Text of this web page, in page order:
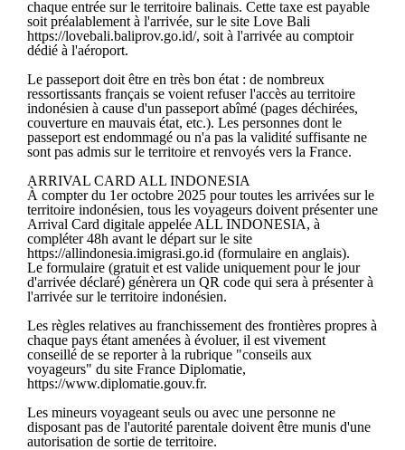
chaque entrée sur le territoire balinais. Cette taxe est payable
soit préalablement à l'arrivée, sur le site Love Bali
https://lovebali.baliprov.go.id/, soit à l'arrivée au comptoir
dédié à l'aéroport.
Le passeport doit être en très bon état : de nombreux
ressortissants français se voient refuser l'accès au territoire
indonésien à cause d'un passeport abîmé (pages déchirées,
couverture en mauvais état, etc.). Les personnes dont le
passeport est endommagé ou n'a pas la validité suffisante ne
sont pas admis sur le territoire et renvoyés vers la France.
ARRIVAL CARD ALL INDONESIA
À compter du 1er octobre 2025 pour toutes les arrivées sur le
territoire indonésien, tous les voyageurs doivent présenter une
Arrival Card digitale appelée ALL INDONESIA, à
compléter 48h avant le départ sur le site
https://allindonesia.imigrasi.go.id (formulaire en anglais).
Le formulaire (gratuit et est valide uniquement pour le jour
d'arrivée déclaré) génèrera un QR code qui sera à présenter à
l'arrivée sur le territoire indonésien.
Les règles relatives au franchissement des frontières propres à
chaque pays étant amenées à évoluer, il est vivement
conseillé de se reporter à la rubrique "conseils aux
voyageurs" du site France Diplomatie,
https://www.diplomatie.gouv.fr.
Les mineurs voyageant seuls ou avec une personne ne
disposant pas de l'autorité parentale doivent être munis d'une
autorisation de sortie de territoire.